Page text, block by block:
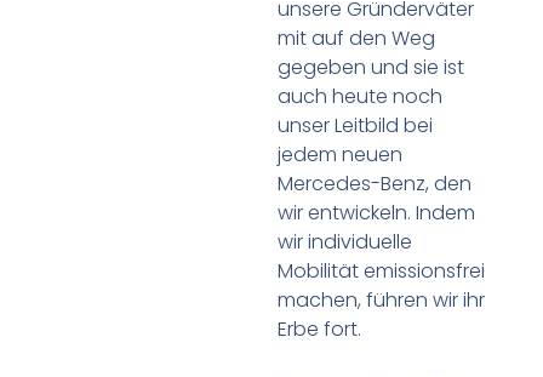
unsere Gründerväter
mit auf den Weg
gegeben und sie ist
auch heute noch
unser Leitbild bei
jedem neuen
Mercedes-Benz, den
wir entwickeln. Indem
wir individuelle
Mobilität emissionsfrei
machen, führen wir ihr
Erbe fort.